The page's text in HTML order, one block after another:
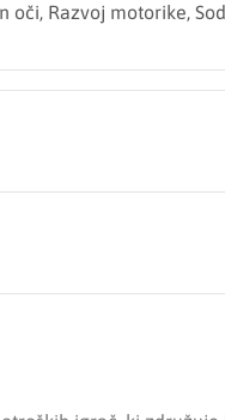
oči, Razvoj motorike,